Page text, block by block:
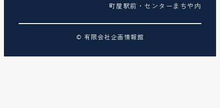
町屋駅前・センターまちや内
© 有限会社企画情報館